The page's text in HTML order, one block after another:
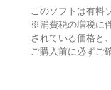
このソフトは有料
※消費税の増税に
されている価格と
ご購入前に必ずご